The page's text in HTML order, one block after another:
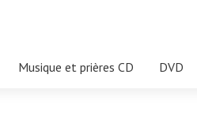
Musique et prières CD DVD